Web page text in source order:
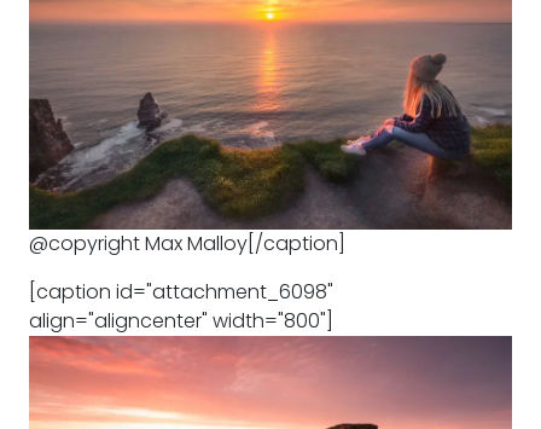
@copyright Max Malloy[/caption]
[caption id="attachment_6098"
align="aligncenter" width="800"]